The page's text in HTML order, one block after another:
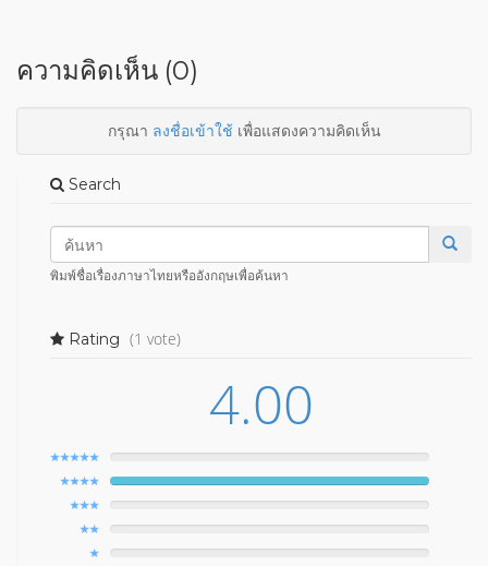
ความคิดเห็น (0)
กรุณา ลงชื่อเข้าใช้เพื่อแสดงความคิดเห็น
Search
พิมพ์ชื่อเรื่องภาษาไทยหรืออังกฤษเพื่อค้นหา
Rating (1 vote)
4.00